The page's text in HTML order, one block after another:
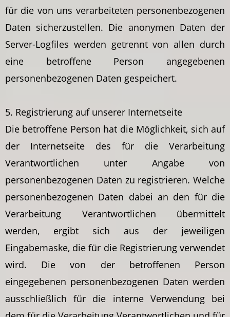
für die von uns verarbeiteten personenbezogenen
Daten sicherzustellen. Die anonymen Daten der
Server-Logfiles werden getrennt von allen durch
eine betroffene Person angegebenen
personenbezogenen Daten gespeichert.
5. Registrierung auf unserer Internetseite
Die betroffene Person hat die Möglichkeit, sich auf
der Internetseite des für die Verarbeitung
Verantwortlichen unter Angabe von
personenbezogenen Daten zu registrieren. Welche
personenbezogenen Daten dabei an den für die
Verarbeitung Verantwortlichen übermittelt
werden, ergibt sich aus der jeweiligen
Eingabemaske, die für die Registrierung verwendet
wird. Die von der betroffenen Person
eingegebenen personenbezogenen Daten werden
ausschließlich für die interne Verwendung bei